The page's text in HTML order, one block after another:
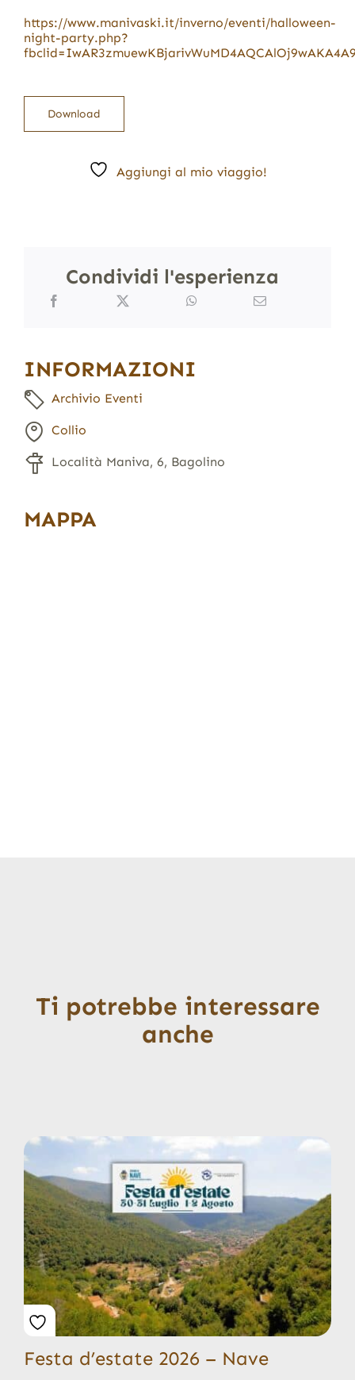
https://www.manivaski.it/inverno/eventi/halloween-
night-party.php?
Download
Aggiungi al mio viaggio!
Condividi l'esperienza
INFORMAZIONI
Archivio Eventi
Collio
Località Maniva, 6, Bagolino
MAPPA
Ti potrebbe interessare
anche
Festa d’estate 2026 – Nave